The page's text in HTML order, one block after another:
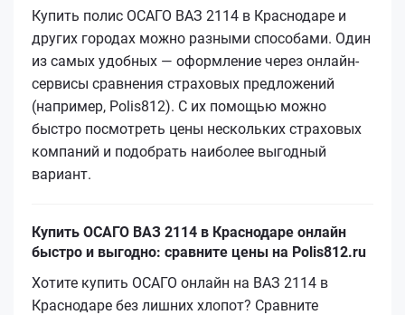
Купить полис ОСАГО ВАЗ 2114 в Краснодаре и
других городах можно разными способами. Один
из самых удобных — оформление через онлайн-
сервисы сравнения страховых предложений
(например, Polis812). С их помощью можно
быстро посмотреть цены нескольких страховых
компаний и подобрать наиболее выгодный
вариант.
Купить ОСАГО ВАЗ 2114 в Краснодаре онлайн
быстро и выгодно: сравните цены на Polis812.ru
Хотите купить ОСАГО онлайн на ВАЗ 2114 в
Краснодаре без лишних хлопот? Сравните